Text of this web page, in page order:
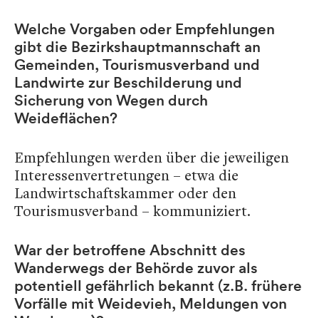
Welche Vorgaben oder Empfehlungen
gibt die Bezirkshauptmannschaft an
Gemeinden, Tourismusverband und
Landwirte zur Beschilderung und
Sicherung von Wegen durch
Weideflächen?
Empfehlungen werden über die jeweiligen
Interessenvertretungen – etwa die
Landwirtschaftskammer oder den
Tourismusverband – kommuniziert.
War der betroffene Abschnitt des
Wanderwegs der Behörde zuvor als
potentiell gefährlich bekannt (z.B. frühere
Vorfälle mit Weidevieh, Meldungen von